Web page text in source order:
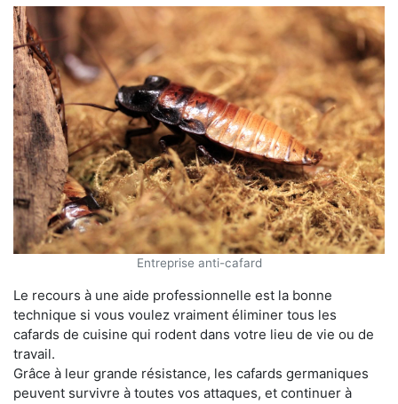
Entreprise anti-cafard
Le recours à une aide professionnelle est la bonne
technique si vous voulez vraiment éliminer tous les
cafards de cuisine qui rodent dans votre lieu de vie ou de
travail.
Grâce à leur grande résistance, les cafards germaniques
peuvent survivre à toutes vos attaques, et continuer à